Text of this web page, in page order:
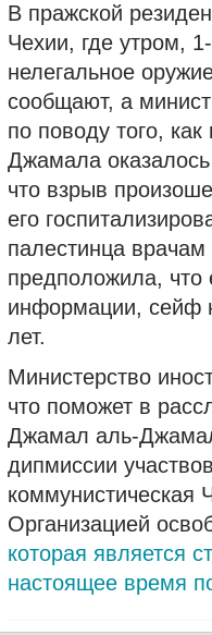
В пражской
Чехии, где утром,
нелегальное
сообщают, а
по поводу того,
Джамала
что взрыв
его
палестинца
предположила, что
информации, сейф
лет.
Министерство
что поможет в
Джамал аль-
дипмиссии
коммунистическая
Организацией
которая является
настоящее время